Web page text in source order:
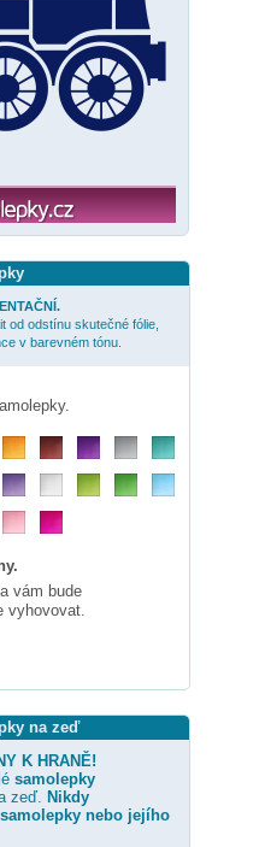
od odstínu skutečné fólie,
v barevném tónu.
vám bude
vyhovovat.
na zeď
K HRANĚ!
samolepky
zeď. Nikdy
nebo jejího